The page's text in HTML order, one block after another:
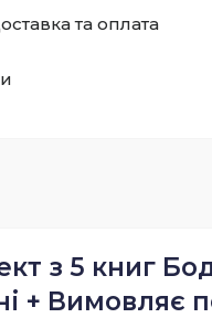
та оплата
з 5 книг
+ Вимовляє